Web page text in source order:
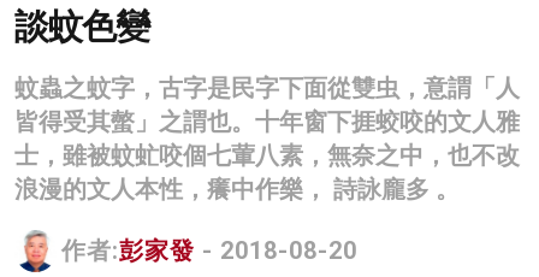
生活
商業
科技
名家榜
談蚊色變
蚊蟲之蚊字，古字是民字下面從雙虫，意謂「人
皆得受其螫」之謂也。十年窗下捱蛟咬的文人雅
士，雖被蚊虻咬個七葷八素，無奈之中，也不改
浪漫的文人本性，癢中作樂， 詩詠龐多 。
作者:彭家發 - 2018-08-20